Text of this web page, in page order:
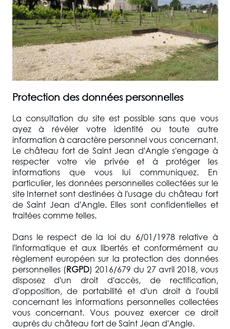
Protection des données personnelles
La consultation du site est possible sans que vous
ayez à révéler votre identité ou toute autre
information à caractère personnel vous concernant.
Le château fort de Saint Jean d'Angle s'engage à
respecter votre vie privée et à protéger les
informations que vous lui communiquez. En
particulier, les données personnelles collectées sur le
site Internet sont destinées à l'usage du château fort
de Saint Jean d'Angle. Elles sont confidentielles et
traitées comme telles.
Dans le respect de la loi du 6/01/1978 relative à
l'informatique et aux libertés et conformément au
règlement européen sur la protection des données
personnelles (RGPD) 2016/679 du 27 avril 2018, vous
disposez d'un droit d'accès, de rectification,
d'opposition, de portabilité et d'un droit à l'oubli
concernant les informations personnelles collectées
vous concernant. Vous pouvez exercer ce droit
auprès du château fort de Saint Jean d'Angle.